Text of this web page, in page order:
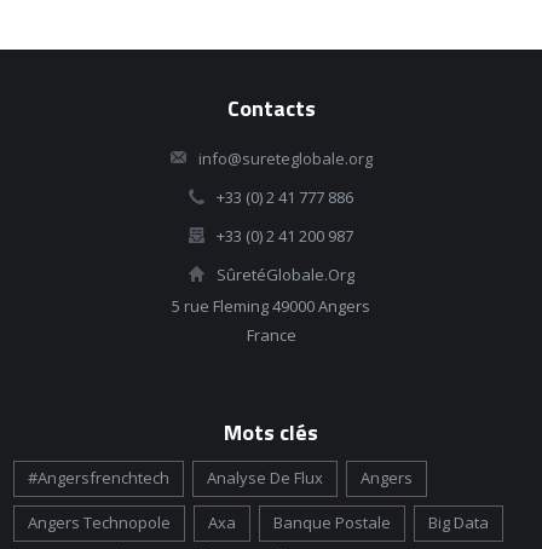
Contacts
info@sureteglobale.org
+33 (0) 2 41 777 886
+33 (0) 2 41 200 987
SûretéGlobale.Org
5 rue Fleming 49000 Angers
France
Mots clés
#angersfrenchtech Analyse De Flux Angers
Angers Technopole Axa Banque Postale Big Data